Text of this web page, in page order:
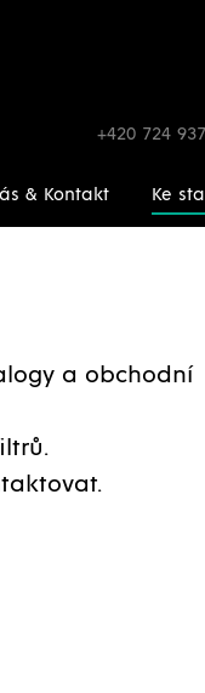
+420 724
& Kontakt Ke
a obchodní